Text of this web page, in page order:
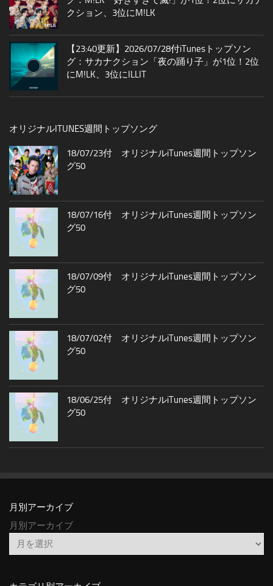
クション、3位にM!LK
【23:40更新】2026/07/28付iTunesトップソン
グ：サカナクション「夜の踊り子」が1位！2位
にM!LK、3位にILLIT
オリジナルITUNES週間トップソング
18/07/23付 オリジナルiTunes週間トップソン
グ50
18/07/16付 オリジナルiTunes週間トップソン
グ50
18/07/09付 オリジナルiTunes週間トップソン
グ50
18/07/02付 オリジナルiTunes週間トップソン
グ50
18/06/25付 オリジナルiTunes週間トップソン
グ50
月別アーカイブ
月別アーカイブ